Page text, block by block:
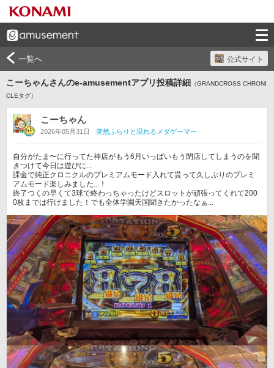
一覧へ 公式サイト
こーちゃんさんのe-amusementアプリ投稿詳細 （GRANDCROSS CHRONI
CLEタグ）
こーちゃん
2026年05月31日 突然ふらりと現れるメダゲーマー
自分がたま〜に行ってた神店がもう6月いっぱいもう閉店してしまうのを聞
きつけて今日は遊びに...
課金で純正クロニクルのプレミアムモード入れて貰って久しぶりのプレミ
アムモード楽しみました...！
終了つくの早くて3球で終わっちゃったけどスロットが頑張ってくれて200
0枚までは行けました！でも全体学園天国聞きたかったなぁ...